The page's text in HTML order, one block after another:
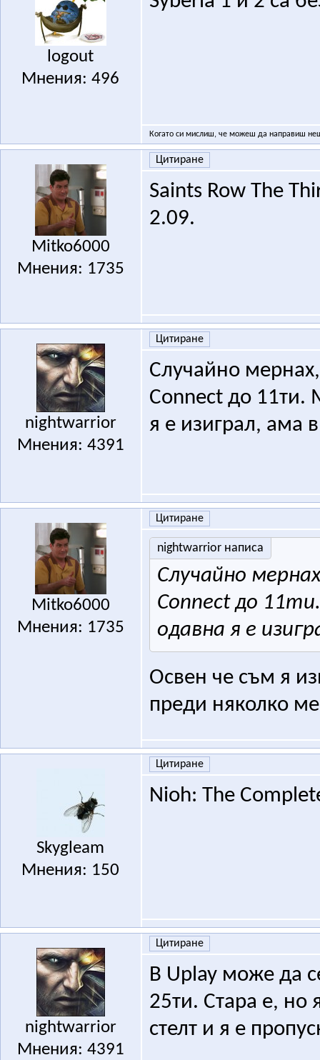
logout
Мнения: 496
Когато си мислиш, че можеш да направиш
Mitko6000
Мнения: 1735
Цитиране
Saints Row The
2.09.
nightwarrior
Мнения: 4391
Цитиране
Случайно
Connect до 11ти.
я е изиграл, ама
Mitko6000
Мнения: 1735
Цитиране
nightwarrior написа
Случайно
Connect до
одавна я е
Освен че съм я
преди няколко
Skygleam
Мнения: 150
Цитиране
Nioh: The
nightwarrior
Мнения: 4391
Цитиране
В Uplay може да
25ти. Стара е, но
стелт и я е